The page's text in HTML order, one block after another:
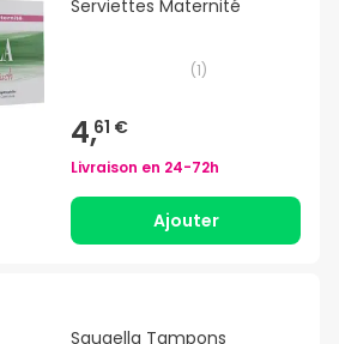
Serviettes Maternité
(1)
4,61 €
Livraison en 24-72h
Ajouter
Saugella Tampons